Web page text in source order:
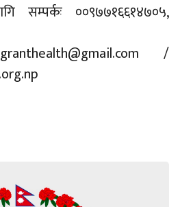
सम्पर्कः ००९७७१६६१४७०५,
/